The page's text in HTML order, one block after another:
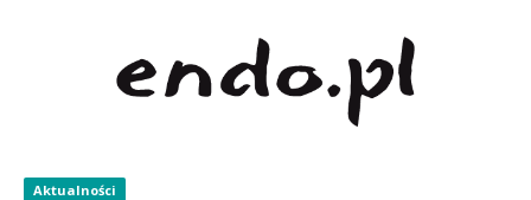
Aktualności